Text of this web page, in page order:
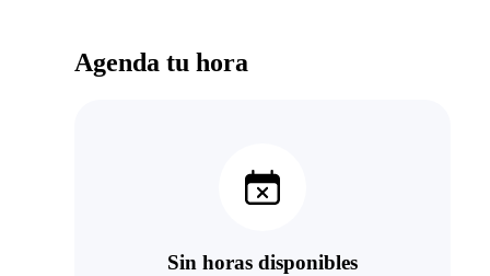
Agenda tu hora
Sin horas disponibles